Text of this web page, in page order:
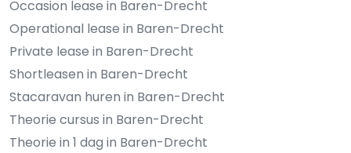
Occasion lease in Baren-Drecht
Operational lease in Baren-Drecht
Private lease in Baren-Drecht
Shortleasen in Baren-Drecht
Stacaravan huren in Baren-Drecht
Theorie cursus in Baren-Drecht
Theorie in 1 dag in Baren-Drecht